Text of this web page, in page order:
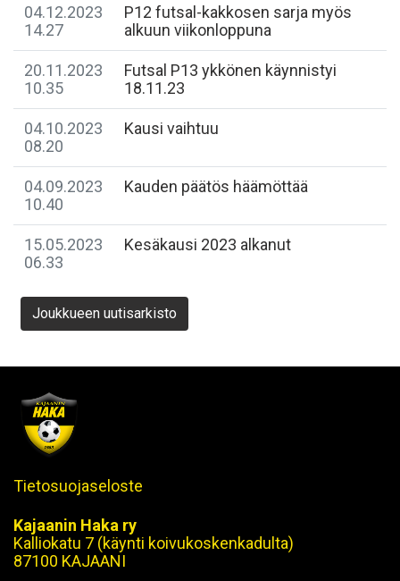
04.12.2023
14.27
P12 futsal-kakkosen sarja myös
alkuun viikonloppuna
20.11.2023
10.35
Futsal P13 ykkönen käynnistyi
18.11.23
04.10.2023
08.20
Kausi vaihtuu
04.09.2023
10.40
Kauden päätös häämöttää
15.05.2023
06.33
Kesäkausi 2023 alkanut
Joukkueen uutisarkisto
Tietosuojaseloste
Kajaanin Haka ry
Kalliokatu 7 (käynti koivukoskenkadulta)
87100 KAJAANI